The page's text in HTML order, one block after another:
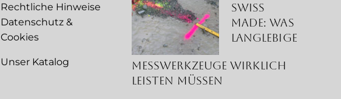
Rechtliche Hinweise
Datenschutz &
Cookies
Unser Katalog
Swiss
Made: Was
langlebige
Messwerkzeuge wirklich
leisten müssen